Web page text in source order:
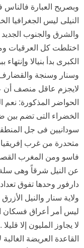
وبصريح العبارة
النيلى ليس الجغرافيا
والشرق والجنوب
اختلطت كل العرقيات
الكبرى بدأ بنيالا
وسنار وسنجة
لايجزم عاقل منصف أن
الحواضر المذكورة: نعم
الخضراء التى تضم بين
سودانيين فى جل
متحدرة من غرب إفريقيا
فاسو ومن المغرب
عن النيل شرقاً وهى
دارفور وحدها تفوق
ولاية سنار والنيل
ليس أمر أعراق فسكان
لا يجاوز المليون إلا
القاعدة العريضة